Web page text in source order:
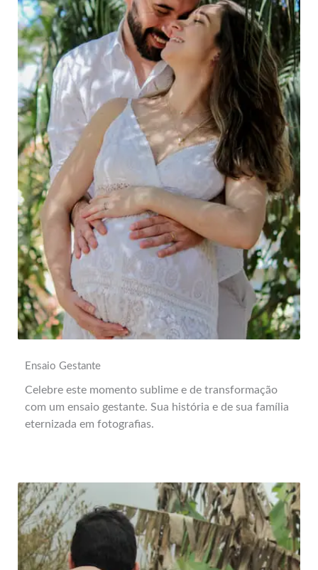
Ensaio Gestante
Celebre este momento sublime e de transformação
com um ensaio gestante. Sua história e de sua família
eternizada em fotografias.